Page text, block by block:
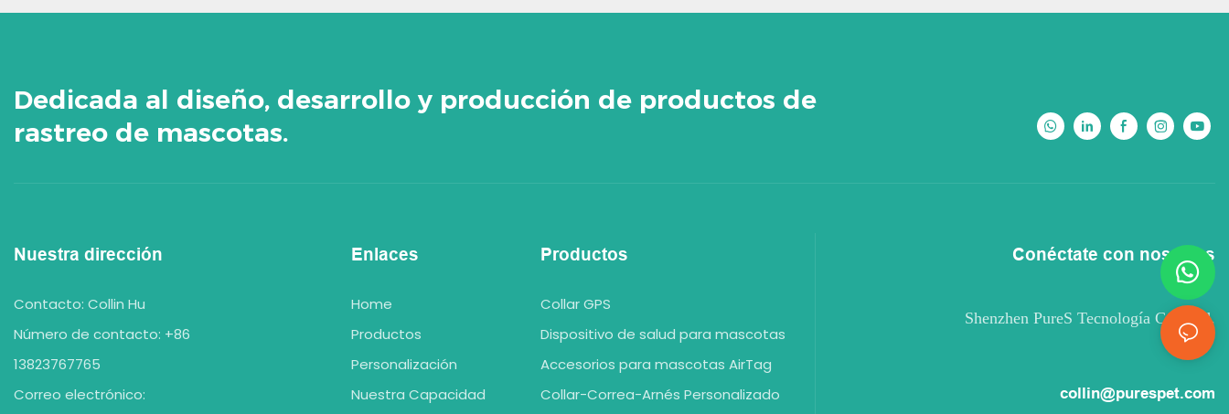
Dedicada al diseño, desarrollo y producción de productos de
rastreo de mascotas.
Nuestra dirección
Contacto: Collin Hu
Número de contacto: +86
13823767765
Correo electrónico:
Enlaces
Home
Productos
Personalización
Nuestra Capacidad
Productos
Collar GPS
Dispositivo de salud para mascotas
Accesorios para mascotas AirTag
Collar-Correa-Arnés Personalizado
Conéctate con nosotros
Shenzhen PureS Tecnología Co., Ltd.
collin@purespet.com